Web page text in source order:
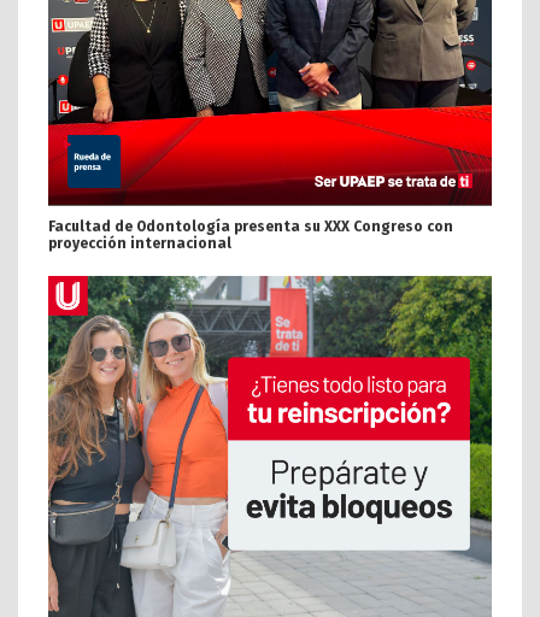
Facultad de Odontología presenta su XXX Congreso con
proyección internacional